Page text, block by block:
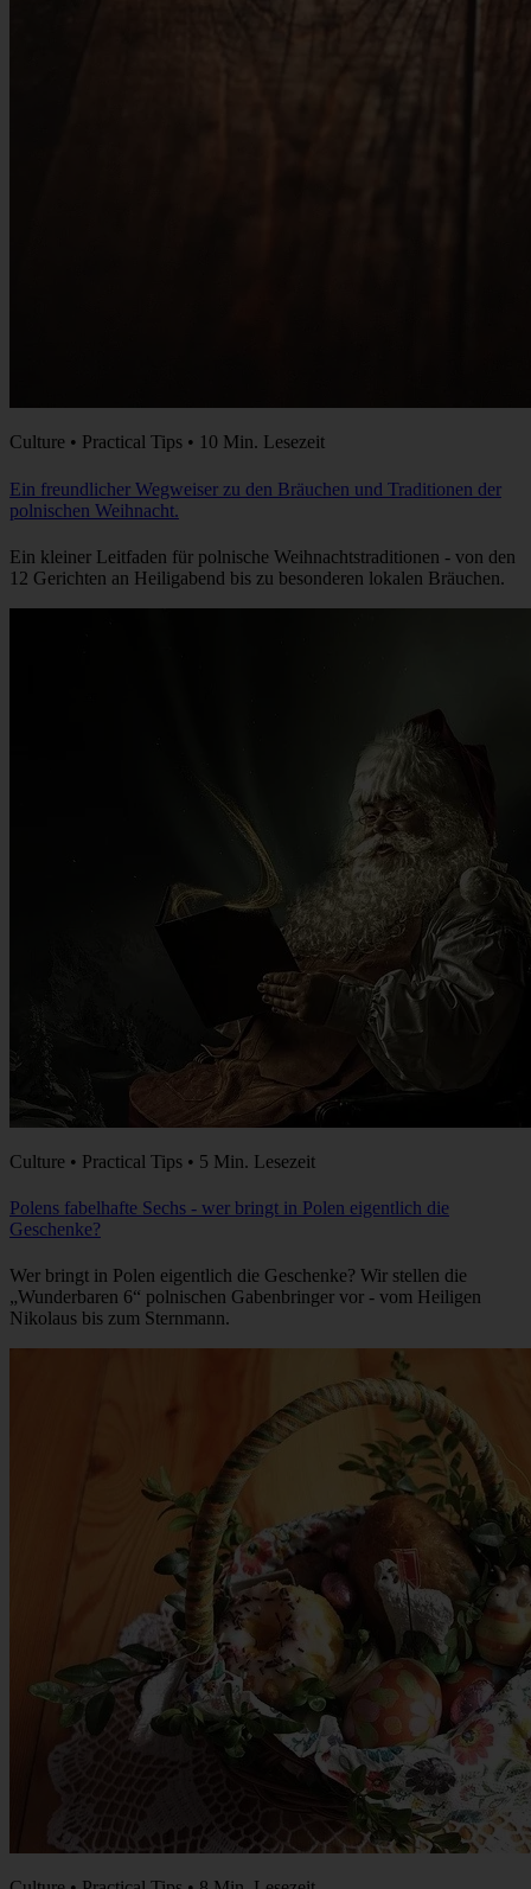
Culture • Practical Tips • 10 Min. Lesezeit
Ein freundlicher Wegweiser zu den Bräuchen und Traditionen der
polnischen Weihnacht.
Ein kleiner Leitfaden für polnische Weihnachtstraditionen - von den
12 Gerichten an Heiligabend bis zu besonderen lokalen Bräuchen.
Culture • Practical Tips • 5 Min. Lesezeit
Polens fabelhafte Sechs - wer bringt in Polen eigentlich die
Geschenke?
Wer bringt in Polen eigentlich die Geschenke? Wir stellen die
„Wunderbaren 6“ polnischen Gabenbringer vor - vom Heiligen
Nikolaus bis zum Sternmann.